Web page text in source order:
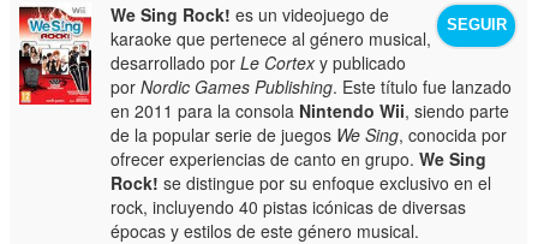
SEGUIR
We Sing Rock! es un videojuego de
karaoke que pertenece al género musical,
desarrollado porLe Cortexy publicado
porNordic Games Publishing. Este título fue lanzado
en 2011 para la consola Nintendo Wii, siendo parte
de la popular serie de juegos We Sing, conocida por
ofrecer experiencias de canto en grupo.We Sing
Rock! se distingue por su enfoque exclusivo en el
rock, incluyendo 40 pistas icónicas de diversas
épocas y estilos de este género musical.